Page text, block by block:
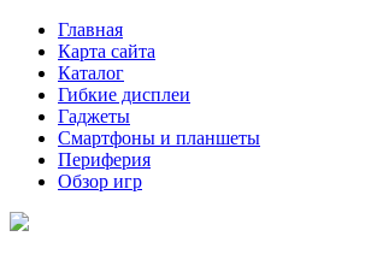
Главная
Карта сайта
Каталог
Гибкие дисплеи
Гаджеты
Смартфоны и планшеты
Периферия
Обзор игр